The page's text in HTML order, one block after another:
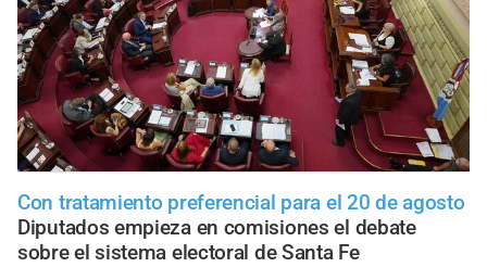
Con tratamiento preferencial para el 20 de agosto
Diputados empieza en comisiones el debate
sobre el sistema electoral de Santa Fe